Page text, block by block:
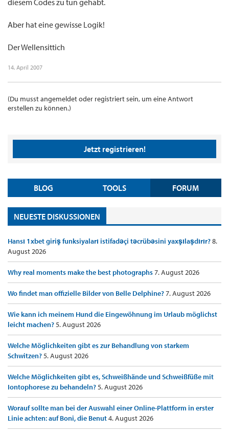
diesem Codes zu tun gehabt.
Aber hat eine gewisse Logik!
Der Wellensittich
14. April 2007
(Du musst angemeldet oder registriert sein, um eine Antwort
erstellen zu können.)
Jetzt registrieren!
BLOG TOOLS FORUM
NEUESTE DISKUSSIONEN
Hansı 1xbet giriş funksiyaları istifadəçi təcrübəsini yaxşılaşdırır?8.
August 2026
Why real moments make the best photographs7. August 2026
Wo findet man offizielle Bilder von Belle Delphine?7. August 2026
Wie kann ich meinem Hund die Eingewöhnung im Urlaub möglichst
leicht machen?5. August 2026
Welche Möglichkeiten gibt es zur Behandlung von starkem
Schwitzen?5. August 2026
Welche Möglichkeiten gibt es, Schweißhände und Schweißfüße mit
Iontophorese zu behandeln?5. August 2026
Worauf sollte man bei der Auswahl einer Online-Plattform in erster
Linie achten: auf Boni, die Benut4. August 2026